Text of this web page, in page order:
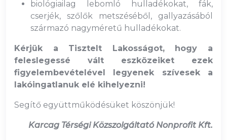
biológiailag lebomló hulladékokat, fák,
cserjék, szőlők metszéséből, gallyazásából
származó nagyméretű hulladékokat.
Kérjük a Tisztelt Lakosságot, hogy a
feleslegessé vált eszközeiket ezek
figyelembevételével legyenek szívesek a
lakóingatlanuk elé kihelyezni!
Segítő együttműködésüket köszönjük!
Karcag Térségi Közszolgáltató Nonprofit Kft.